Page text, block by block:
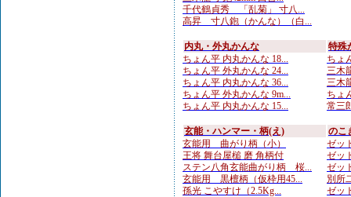
千代鶴貞秀 「乱菊」 寸八...
高昇 寸八鉋（かんな）（白...
内丸・外丸かんな
ちょん平 内丸かんな 18...
ちょん平 外丸かんな 24...
ちょん平 内丸かんな 36...
ちょん平 外丸かんな 9m...
ちょん平 内丸かんな 15...
特殊
ちょ
三木
三木
ちょ
常三
玄能・ハンマー・柄(え)
玄能用 曲がり柄（小）
王将 舞台屋槌 磨 角柄付
ステン八角玄能曲がり柄 桜...
玄能用 黒檀柄（仮枠用45...
孫光 こやすけ（2.5Kg...
のこ
ゼッ
ゼッ
ゼッ
別所
ゼッ